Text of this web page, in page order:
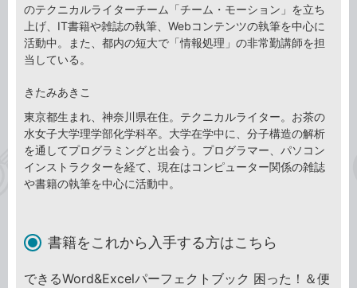
のテクニカルライターチーム「チーム・モーション」を立ち
上げ、IT書籍や雑誌の執筆、Webコンテンツの執筆を中心に
活動中。また、都内の短大で「情報処理」の非常勤講師を担
当している。
きたみあきこ
東京都生まれ、神奈川県在住。テクニカルライター。お茶の
水女子大学理学部化学科卒。大学在学中に、分子構造の解析
を通してプログラミングと出会う。プログラマー、パソコン
インストラクターを経て、現在はコンピューター関係の雑誌
や書籍の執筆を中心に活動中。
書籍をこれから入手する方はこちら
できるWord&Excelパーフェクトブック 困った！＆便